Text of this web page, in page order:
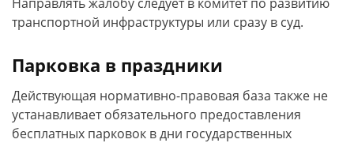
транспортной инфраструктуры или сразу в суд.
Парковка в праздники
Действующая нормативно-правовая база также не
устанавливает обязательного предоставления
бесплатных парковок в дни государственных